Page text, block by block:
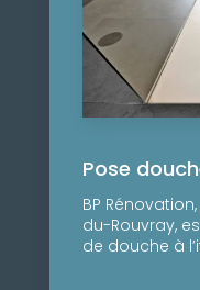
Pose
BP
du-Rouvray,
de douche à